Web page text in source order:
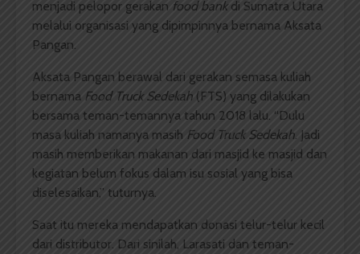
menjadi pelopor gerakan food bankdi Sumatra Utara
melalui organisasi yang dipimpinnya bernama Aksata
Pangan.
Aksata Pangan berawal dari gerakan semasa kuliah
bernama Food Truck Sedekah (FTS) yang dilakukan
bersama teman-temannya tahun 2018 lalu. “Dulu
masa kuliah namanya masih Food Truck Sedekah. Jadi
masih memberikan makanan dari masjid ke masjid dan
kegiatan belum fokus dalam isu sosial yang bisa
diselesaikan,” tuturnya.
Saat itu mereka mendapatkan donasi telur-telur kecil
dari distributor. Dari sinilah, Larasati dan teman-